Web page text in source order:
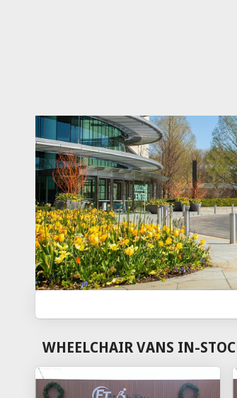
WHEELCHAIR VANS IN-